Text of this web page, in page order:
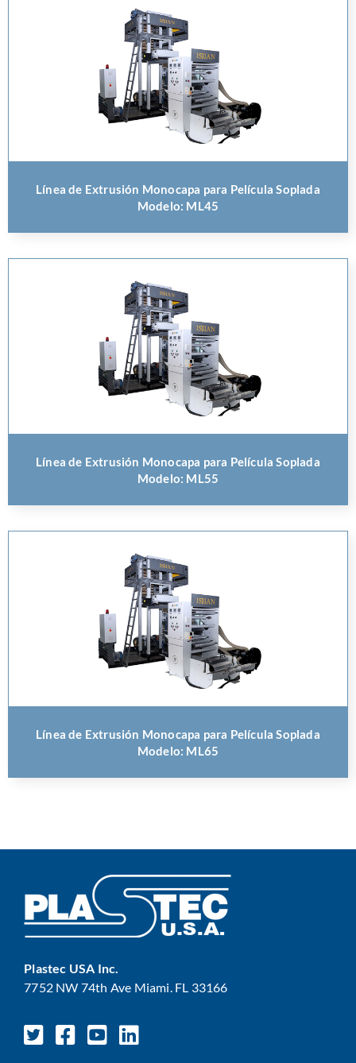
Línea de Extrusión Monocapa para Película Soplada
Modelo: ML45
Línea de Extrusión Monocapa para Película Soplada
Modelo: ML55
Línea de Extrusión Monocapa para Película Soplada
Modelo: ML65
Plastec USA Inc.
7752 NW 74th Ave Miami. FL 33166